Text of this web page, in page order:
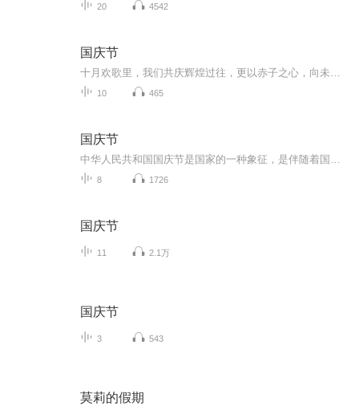
20 4542
国庆节
10 465
国庆节
8 1726
国庆节
11 2.1万
国庆节
3 543
莫莉的假期